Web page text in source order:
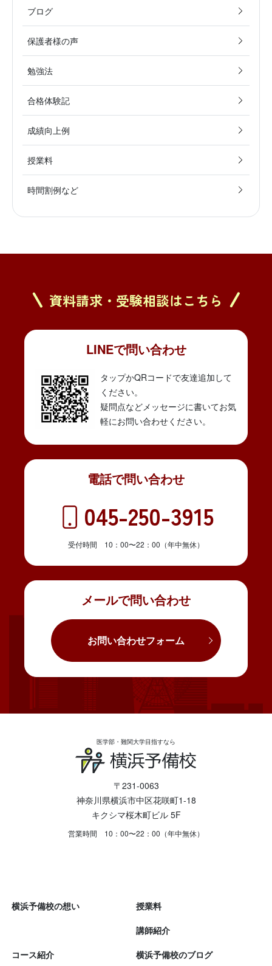
ブログ
保護者様の声
勉強法
合格体験記
成績向上例
授業料
時間割例など
資料請求・受験相談はこちら
LINEで問い合わせ
タップかQRコードで友達追加して
ください。
疑問点などメッセージに書いてお気
軽にお問い合わせください。
メールで問い合わせ
お問い合わせフォーム
電話で問い合わせ
045-250-3915
受付時間 10：00〜22：00（年中無休）
医学部・難関大学目指すなら
〒231-0063
神奈川県横浜市中区花咲町1-18
キクシマ桜木町ビル 5F
営業時間 10：00〜22：00（年中無休）
横浜予備校の想い
コース紹介
授業料
講師紹介
横浜予備校のブログ